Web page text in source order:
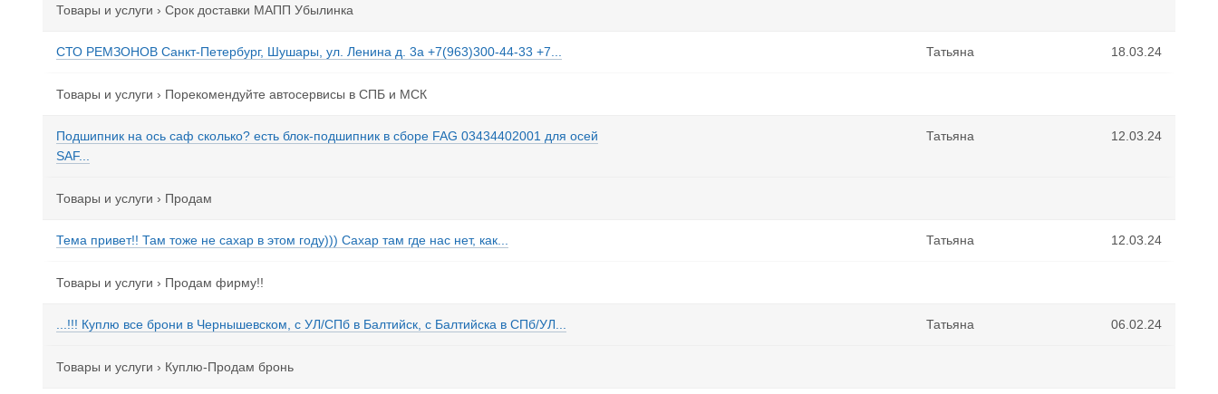
Товары и услуги › Срок доставки МАПП Убылинка
СТО РЕМЗОНОВ Санкт-Петербург, Шушары, ул. Ленина д. 3а +7(963)300-44-33 +7... Татьяна 18.03.24
Товары и услуги › Порекомендуйте автосервисы в СПБ и МСК
Подшипник на ось саф сколько? есть блок-подшипник в сборе FAG 03434402001 для осей
SAF...
Татьяна 12.03.24
Товары и услуги › Продам
Тема привет!! Там тоже не сахар в этом году))) Сахар там где нас нет, как... Татьяна 12.03.24
Товары и услуги › Продам фирму!!
...!!! Куплю все брони в Чернышевском, с УЛ/СПб в Балтийск, с Балтийска в СПб/УЛ... Татьяна 06.02.24
Товары и услуги › Куплю-Продам бронь